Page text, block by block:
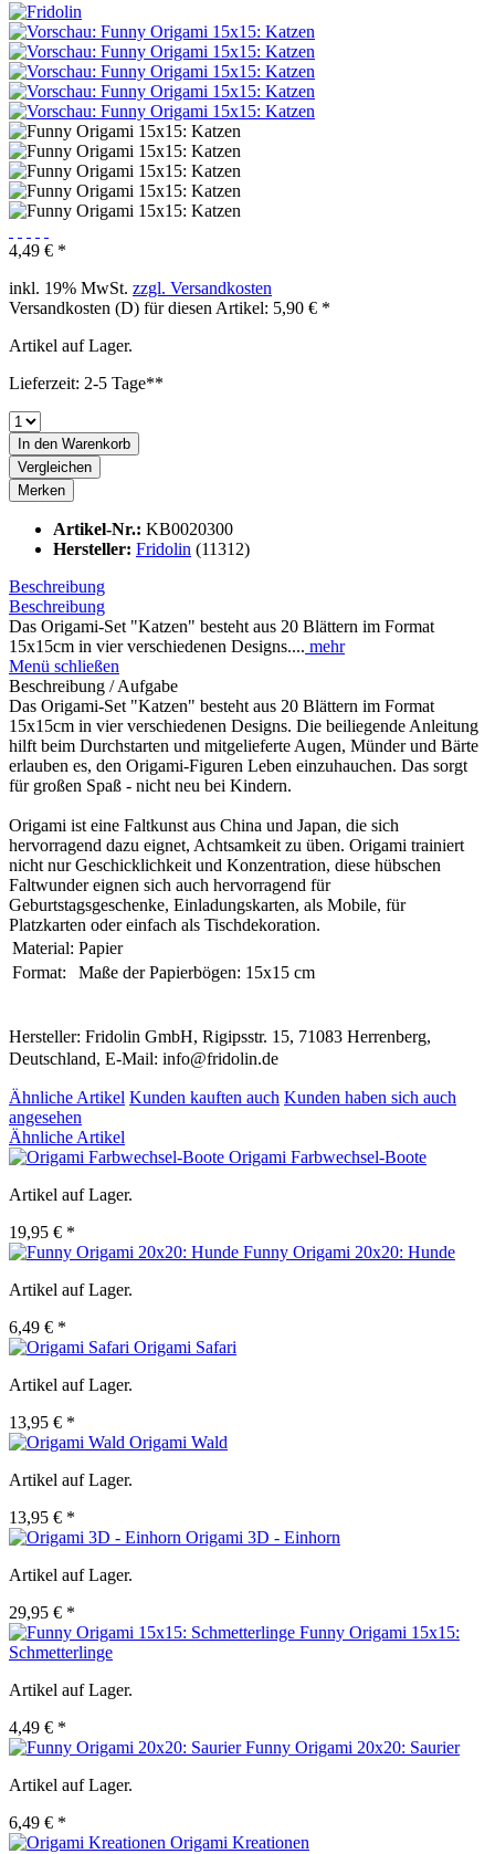
4,49 € *
inkl. 19% MwSt. zzgl. Versandkosten
Versandkosten (D) für diesen Artikel: 5,90 € *
Artikel auf Lager.
Lieferzeit: 2-5 Tage**
In den Warenkorb
Vergleichen
Merken
Artikel-Nr.: KB0020300
Hersteller: Fridolin (11312)
Beschreibung
Beschreibung
Das Origami-Set "Katzen" besteht aus 20 Blättern im Format
15x15cm in vier verschiedenen Designs.... mehr
Menü schließen
Beschreibung / Aufgabe
Das Origami-Set "Katzen" besteht aus 20 Blättern im Format
15x15cm in vier verschiedenen Designs. Die beiliegende Anleitung
hilft beim Durchstarten und mitgelieferte Augen, Münder und Bärte
erlauben es, den Origami-Figuren Leben einzuhauchen. Das sorgt
für großen Spaß - nicht neu bei Kindern.
Origami ist eine Faltkunst aus China und Japan, die sich
hervorragend dazu eignet, Achtsamkeit zu üben. Origami trainiert
nicht nur Geschicklichkeit und Konzentration, diese hübschen
Faltwunder eignen sich auch hervorragend für
Geburtstagsgeschenke, Einladungskarten, als Mobile, für
Platzkarten oder einfach als Tischdekoration.
Material: Papier
Format:
Maße der Papierbögen: 15x15 cm
Hersteller: Fridolin GmbH, Rigipsstr. 15, 71083 Herrenberg,
Deutschland, E-Mail: info@fridolin.de
Ähnliche Artikel Kunden kauften auch Kunden haben sich auch
angesehen
Ähnliche Artikel
Origami Farbwechsel-Boote
Artikel auf Lager.
19,95 € *
Funny Origami 20x20: Hunde
Artikel auf Lager.
6,49 € *
Origami Safari
Artikel auf Lager.
13,95 € *
Origami Wald
Artikel auf Lager.
13,95 € *
Origami 3D - Einhorn
Artikel auf Lager.
29,95 € *
Funny Origami 15x15:
Schmetterlinge
Artikel auf Lager.
4,49 € *
Funny Origami 20x20: Saurier
Artikel auf Lager.
6,49 € *
Origami Kreationen